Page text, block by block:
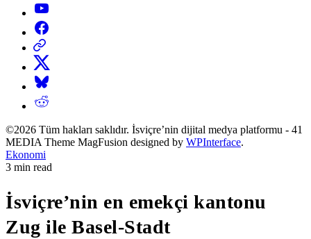
YouTube
Facebook
Threads
X
Bluesky
Reddit
©2026 Tüm hakları saklıdır. İsviçre’nin dijital medya platformu - 41
MEDIA Theme MagFusion designed by WPInterface.
Posted
in
Ekonomi
Estimated
time
3 min read
İsviçre’nin en emekçi kantonu
Zug ile Basel-Stadt